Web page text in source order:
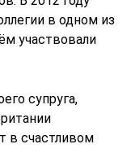
в одном из
участвовали
супруга,
в счастливом